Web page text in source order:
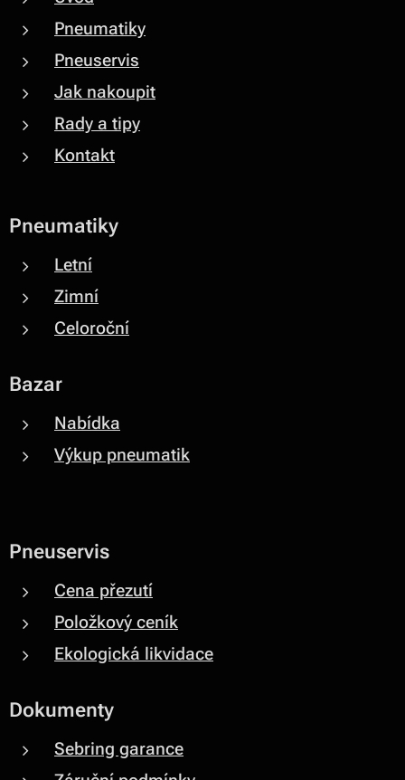
Pneumatiky
Pneuservis
Jak nakoupit
Rady a tipy
Kontakt
Pneumatiky
Letní
Zimní
Celoroční
Bazar
Nabídka
Výkup pneumatik
Pneuservis
Cena přezutí
Položkový ceník
Ekologická likvidace
Dokumenty
Sebring garance